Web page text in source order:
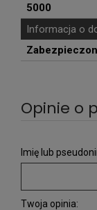
5000
Informacja o
Opinie o
Imię lub
Twoja opinia: